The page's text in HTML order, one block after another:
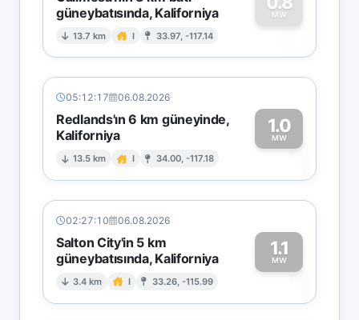
güneybatısında, Kaliforniya
13.7 km I 33.97, -117.14
MW
0
05:12:17 06.08.2026
Redlands'ın 6 km güneyinde,
Kaliforniya
13.5 km I 34.00, -117.18
1.0
MW1
02:27:10 06.08.2026
Salton City'in 5 km
güneybatısında, Kaliforniya
3.4 km I 33.26, -115.99
1.1
MW1